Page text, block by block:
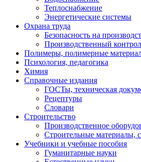
Теплоснабжение
Энергетические системы
Охрана труда
Безопасность на
Производственный
Полимеры, полимерные
Психология, педагогика
Химия
Справочные издания
ГОСТы, техническая
Рецептуры
Словари
Строительство
Производственное
Строительные материалы,
Учебники и учебные пособия
Гуманитарные науки